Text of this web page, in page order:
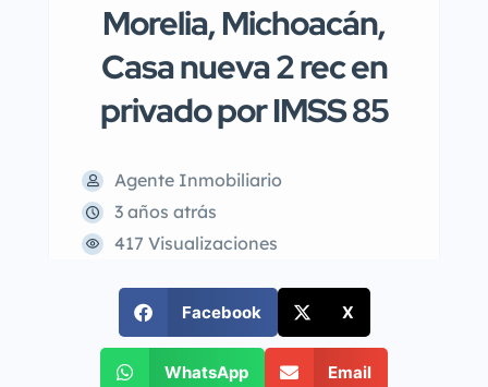
Morelia, Michoacán,
Casa nueva 2 rec en
privado por IMSS 85
Agente Inmobiliario
3 años atrás
417 Visualizaciones
Facebook X
WhatsApp Email